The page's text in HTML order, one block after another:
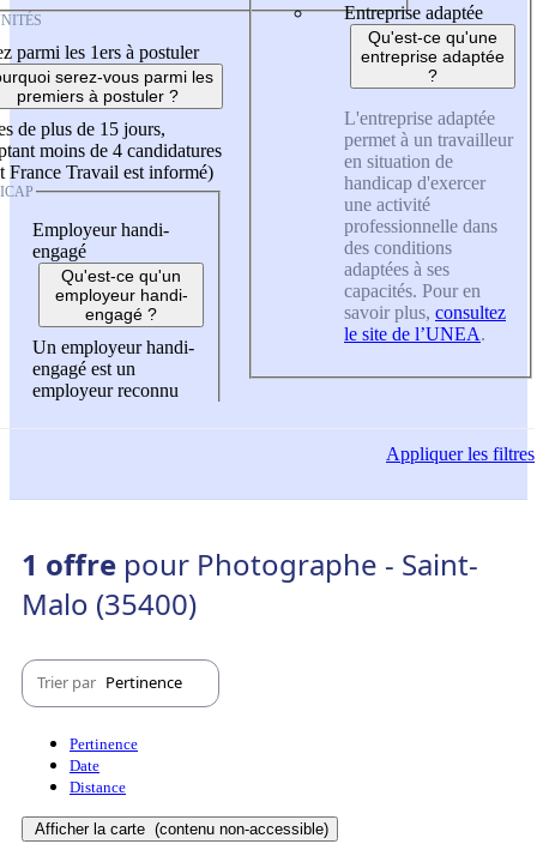
parmi les 1ers à postuler
serez-vous parmi les
premiers à postuler ?
de plus de 15 jours,
moins de 4 candidatures
France Travail est informé)
Employeur handi-
engagé
Qu'est-ce qu'un
employeur handi-
engagé ?
Un employeur handi-
engagé est un
employeur reconnu
Entreprise adaptée
Qu'est-ce qu'une
entreprise adaptée
?
L'entreprise adaptée
permet à un travailleur
en situation de
handicap d'exercer
une activité
professionnelle dans
des conditions
adaptées à ses
capacités. Pour en
savoir plus, consultez
le site de l’UNEA.
Appliquerles filtres
1 offre pour Photographe - Saint-
Malo (35400)
Trier par Pertinence
Pertinence
Date
Distance
Afficher la carte (contenu non-accessible)